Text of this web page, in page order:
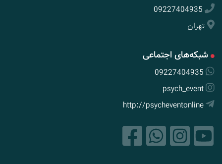
09227404935
تهران
شبکه‌های اجتماعی
09227404935
psych_event
http://psycheventonline